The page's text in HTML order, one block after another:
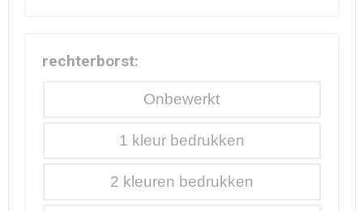
rechterborst:
Onbewerkt
1
2